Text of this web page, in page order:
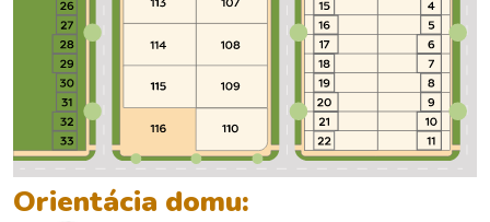
Orientácia domu: